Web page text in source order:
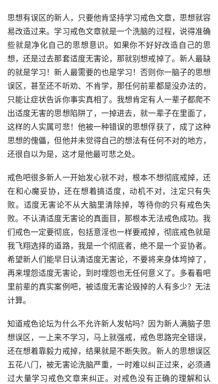
思想有误区的新人，只要他肯坚持学习戒色文章，思想就容
易改造过来。学习戒色文章就是一个洗脑的过程，说得准确
些就是净化自己的思想意识。如果你不好好改造自己的思
想，还是过去那套适度无害论，那就别想戒掉了。新人最缺
的就是学习！新人最需要的也是学习！否则你一脑子的思想
误区，甚至还不听劝、不肯学，那任何前辈都是没办法的，
只能让症状告诉你事实真相了。我想肯定有人一辈子都爬不
出适度无害的思想陷阱了，一掉进去，就一辈子在里面了，
这样的人实属可悲！他被一种错误的思想俘获了，成了这种
思想的傀儡，但他并未觉得自己的想法有任何不对的地方，
还很自以为是，这才是他最可悲之处。
戒色吧很多新人一开始发心就不对，根本不想彻底戒掉，还
在和心魔妥协，还在想着搞适度，动机不对，注定只有失
败。适度无害论不从大脑里清除掉，等待你的只有戒色失
败。不认清适度无害论的真面目，那根本无法戒色成功。我
们戒色一定要彻底，包括意淫也一样要戒掉，彻底戒色就是
我飞翔选择的道路，我是一个彻底者，绝不是一个妥协者。
希望新人们能早日认清适度无害论，不要将来身体垮掉了，
再来埋怨适度无害论，到时埋怨也无任何意义了。多看看吧
里前辈的真实案例吧，被适度无害论毁掉的人有多少？无法
计算。
知道戒色论坛为什么不允许新人发帖吗？因为新人满脑子思
想误区，一上来不学习，马上就强戒，戒色思路完全错误，
还在想着靠毅力戒掉，结果就是不断失败。新人的思想误区
五花八门，被无害论洗脑严重，一时难以纠正过来，必须通
过大量学习戒色文章来纠正。对戒色没有正确的理解和认